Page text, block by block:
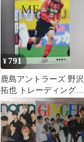
¥791
鹿島アントラーズ 野沢
拓也 トレーディングカ
ード 2006